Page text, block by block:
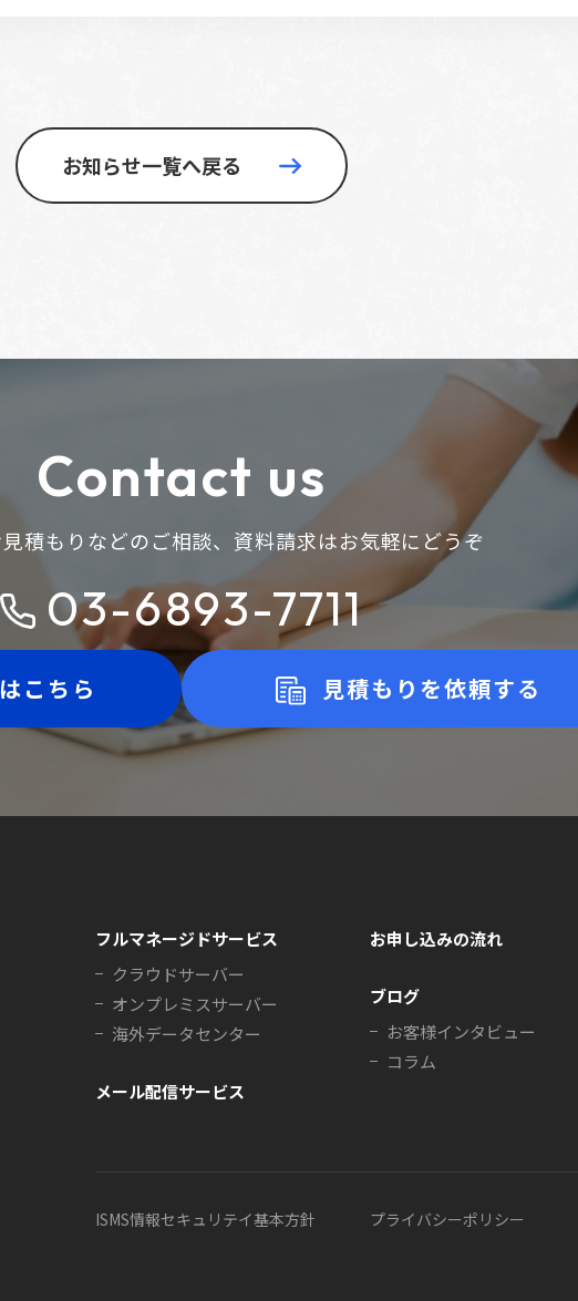
お知らせ一覧へ戻る
Contact us
積もりなどのご相談、 資料請求はお気軽にどうぞ
03-6893-7711
こちら 見積もりを依頼する
フルマネージドサービス
クラウドサーバー
オンプレミスサーバー
海外データセンター
メール配信サービス
お申し込みの流れ
ブログ
お客様インタビュー
コラム
ISMS情報セキュリテイ基本方針 プライバシーポリシー